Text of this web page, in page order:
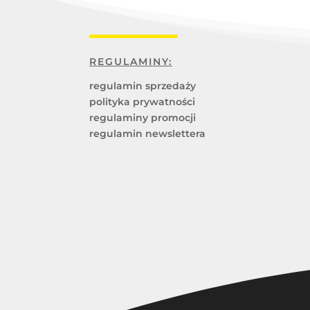
REGULAMINY:
regulamin sprzedaży
polityka prywatności
regulaminy promocji
regulamin newslettera